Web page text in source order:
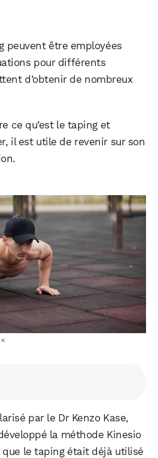
peuvent être employées
pour différents
d’obtenir de nombreux
ce qu’est le taping et
il est utile de revenir sur son
par le Dr Kenzo Kase,
la méthode Kinesio
que le taping était déjà utilisé